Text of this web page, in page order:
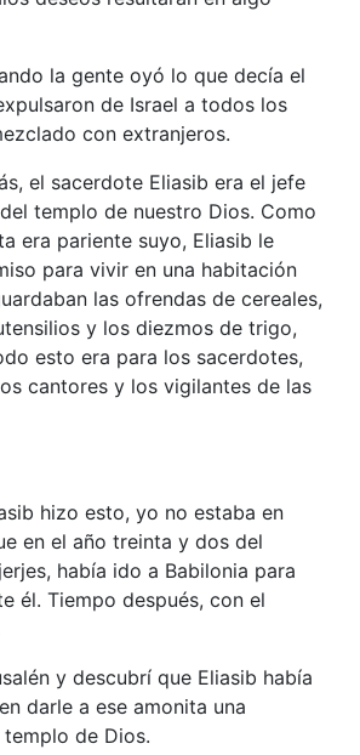
la gente oyó lo que decía el
de Israel a todos los
con extranjeros.
el sacerdote Eliasib era el jefe
templo de nuestro Dios. Como
era pariente suyo, Eliasib le
para vivir en una habitación
las ofrendas de cereales,
y los diezmos de trigo,
esto era para los sacerdotes,
cantores y los vigilantes de las
hizo esto, yo no estaba en
en el año treinta y dos del
había ido a Babilonia para
él. Tiempo después, con el
y descubrí que Eliasib había
darle a ese amonita una
de Dios.